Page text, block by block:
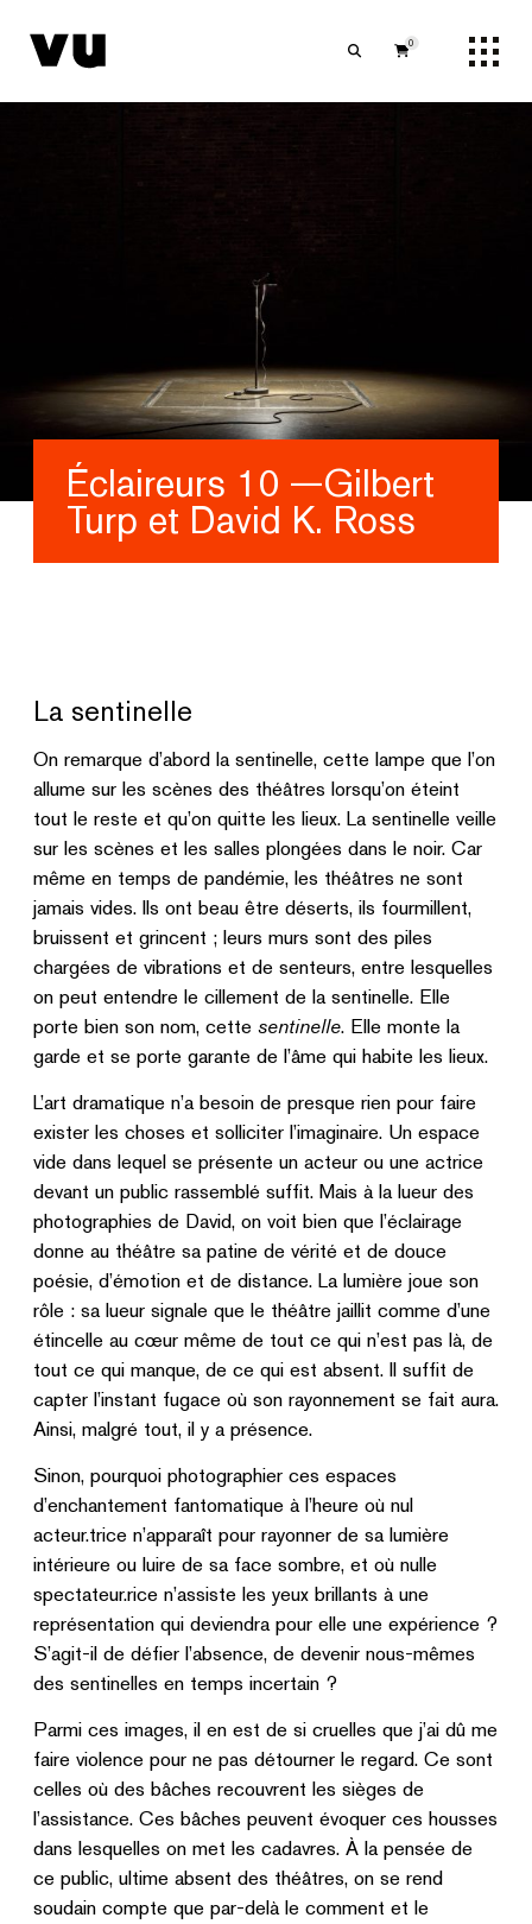
0
Éclaireurs 10 —Gilbert
Turp et David K. Ross
La sentinelle
On remarque d’abord la sentinelle, cette lampe que l’on
allume sur les scènes des théâtres lorsqu’on éteint
tout le reste et qu’on quitte les lieux. La sentinelle veille
sur les scènes et les salles plongées dans le noir. Car
même en temps de pandémie, les théâtres ne sont
jamais vides. Ils ont beau être déserts, ils fourmillent,
bruissent et grincent ; leurs murs sont des piles
chargées de vibrations et de senteurs, entre lesquelles
on peut entendre le cillement de la sentinelle. Elle
porte bien son nom, cette sentinelle. Elle monte la
garde et se porte garante de l’âme qui habite les lieux.
L’art dramatique n’a besoin de presque rien pour faire
exister les choses et solliciter l’imaginaire. Un espace
vide dans lequel se présente un acteur ou une actrice
devant un public rassemblé suffit. Mais à la lueur des
photographies de David, on voit bien que l’éclairage
donne au théâtre sa patine de vérité et de douce
poésie, d’émotion et de distance. La lumière joue son
rôle : sa lueur signale que le théâtre jaillit comme d’une
étincelle au cœur même de tout ce qui n’est pas là, de
tout ce qui manque, de ce qui est absent. Il suffit de
capter l’instant fugace où son rayonnement se fait aura.
Ainsi, malgré tout, il y a présence.
Sinon, pourquoi photographier ces espaces
d’enchantement fantomatique à l’heure où nul
acteur.trice n’apparaît pour rayonner de sa lumière
intérieure ou luire de sa face sombre, et où nulle
spectateur.rice n’assiste les yeux brillants à une
représentation qui deviendra pour elle une expérience ?
S’agit-il de défier l’absence, de devenir nous-mêmes
des sentinelles en temps incertain ?
Parmi ces images, il en est de si cruelles que j’ai dû me
faire violence pour ne pas détourner le regard. Ce sont
celles où des bâches recouvrent les sièges de
l’assistance. Ces bâches peuvent évoquer ces housses
dans lesquelles on met les cadavres. À la pensée de
ce public, ultime absent des théâtres, on se rend
soudain compte que par-delà le comment et le